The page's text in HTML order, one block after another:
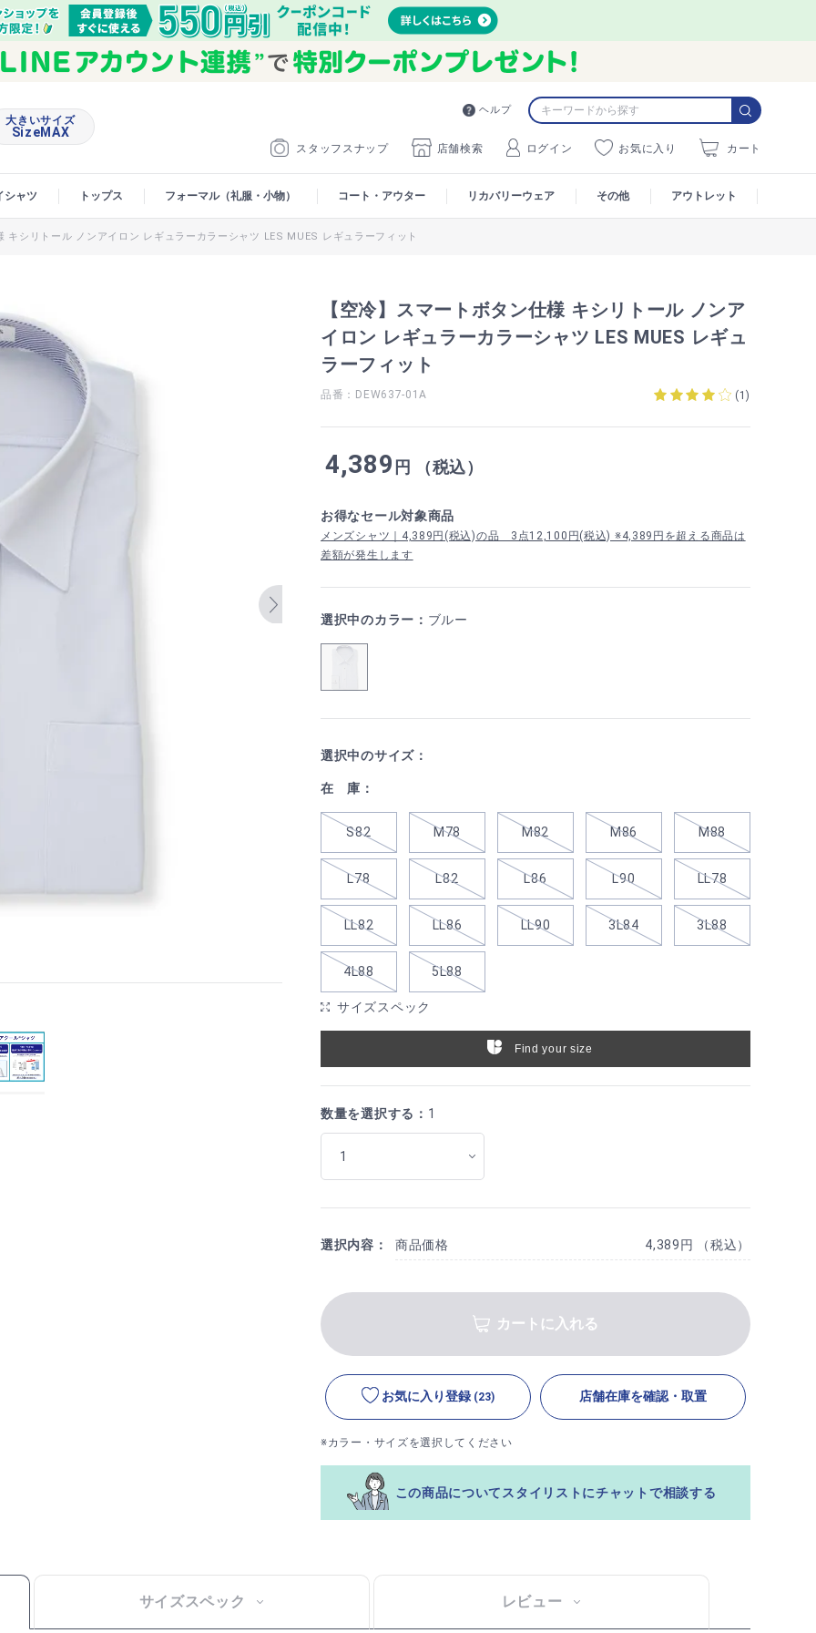
ヘルプ
スタッフスナップ 店舗検索 ログイン お気に入り カート
大きいサイズ
SizeMAX
シャツ トップス フォーマル（礼服・小物） コート・アウター リカバリーウェア その他 アウトレット
キシリトール ノンアイロン レギュラーカラーシャツ LES MUES レギュラーフィット
【空冷】スマートボタン仕様 キシリトール ノンア
イロン レギュラーカラーシャツ LES MUES レギュ
ラーフィット
品番：DEW637-01A (1)
4,389 円 （税込）
お得なセール対象商品
メンズシャツ｜4,389円(税込)の品 3点12,100円(税込) ※4,389円を超える商品は
差額が発生します
選択中のカラー： ブルー
選択中のサイズ：
在 庫：
S82 M78 M82 M86 M88
L78 L82 L86 L90 LL78
LL82 LL86 LL90 3L84 3L88
4L88 5L88
サイズスペック
Find your size
数量を選択する： 1
選択内容： 商品価格 4,389円 （税込）
カートに入れる
お気に入り登録 (23) 店舗在庫を確認・取置
※カラー・サイズを選択してください
この商品についてスタイリストにチャットで相談する
サイズスペック レビュー